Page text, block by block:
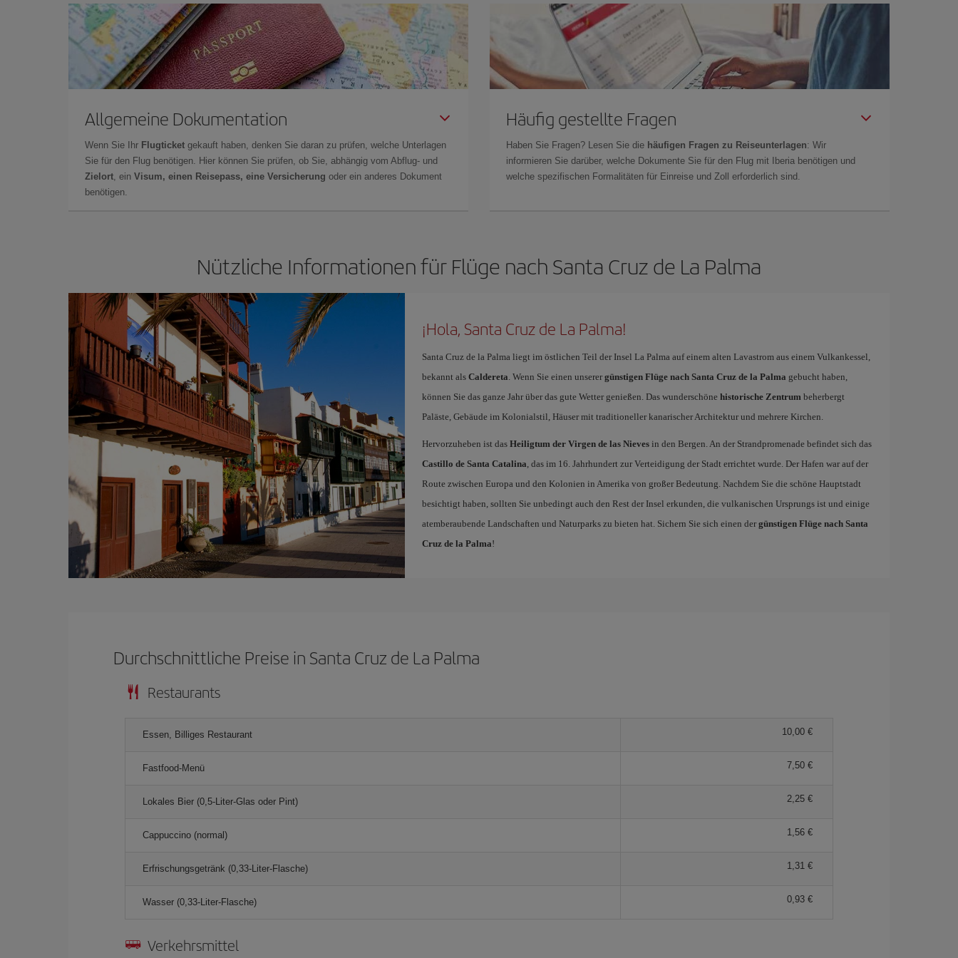
Allgemeine Dokumentation
Wenn Sie Ihr Flugticket gekauft haben, denken Sie daran zu prüfen, welche Unterlagen
Sie für den Flug benötigen. Hier können Sie prüfen, ob Sie, abhängig vom Abflug- und
Zielort, ein Visum, einen Reisepass, eine Versicherung oder ein anderes Dokument
benötigen.
Häufig gestellte Fragen
Haben Sie Fragen? Lesen Sie die häufigen Fragen zu Reiseunterlagen: Wir
informieren Sie darüber, welche Dokumente Sie für den Flug mit Iberia benötigen und
welche spezifischen Formalitäten für Einreise und Zoll erforderlich sind.
Nützliche Informationen für Flüge nach Santa Cruz de La Palma
¡Hola, Santa Cruz de La Palma!
Santa Cruz de la Palma liegt im östlichen Teil der Insel La Palma auf einem alten Lavastrom aus einem Vulkankessel,
bekannt als Caldereta. Wenn Sie einen unserer günstigen Flüge nach Santa Cruz de la Palma gebucht haben,
können Sie das ganze Jahr über das gute Wetter genießen. Das wunderschöne historische Zentrumbeherbergt
Paläste, Gebäude im Kolonialstil, Häuser mit traditioneller kanarischer Architektur und mehrere Kirchen.
Hervorzuheben ist das Heiligtum der Virgen de las Nievesin den Bergen. An der Strandpromenade befindet sich das
Castillo de Santa Catalina, das im 16. Jahrhundert zur Verteidigung der Stadt errichtet wurde. Der Hafen war auf der
Route zwischen Europa und den Kolonien in Amerika von großer Bedeutung. Nachdem Sie die schöne Hauptstadt
besichtigt haben, sollten Sie unbedingt auch den Rest der Insel erkunden, die vulkanischen Ursprungs ist und einige
atemberaubende Landschaften und Naturparks zu bieten hat. Sichern Sie sich einen der günstigen Flüge nach Santa
Cruz de la Palma!
Durchschnittliche Preise in Santa Cruz de La Palma
Restaurants
Essen, Billiges Restaurant 10,00 €
Fastfood-Menü 7,50 €
Lokales Bier (0,5-Liter-Glas oder Pint) 2,25 €
Cappuccino (normal) 1,56 €
Erfrischungsgetränk (0,33-Liter-Flasche) 1,31 €
Wasser (0,33-Liter-Flasche) 0,93 €
Verkehrsmittel